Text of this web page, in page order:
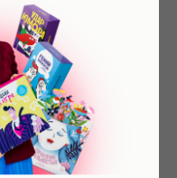
юмора
техники